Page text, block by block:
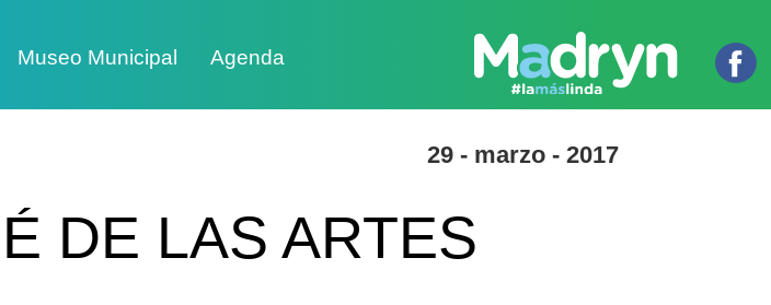
Museo Municipal Agenda
29 - marzo - 2017
DE LAS ARTES